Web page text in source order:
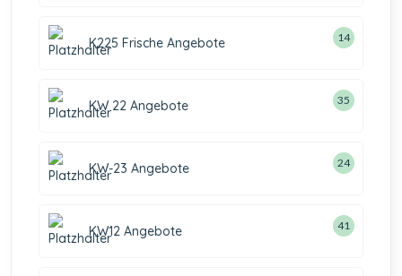
K225 Frische Angebote 14
KW 22 Angebote 35
KW-23 Angebote 24
KW12 Angebote 41